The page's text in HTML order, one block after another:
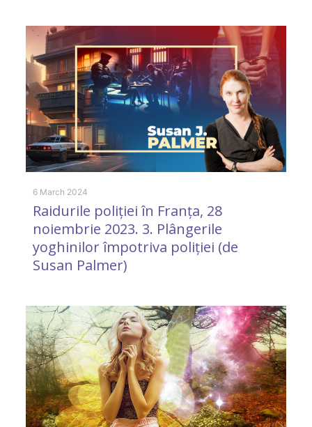
6 March 2024
Raidurile poliției în Franța, 28
noiembrie 2023. 3. Plângerile
yoghinilor împotriva poliției (de
Susan Palmer)